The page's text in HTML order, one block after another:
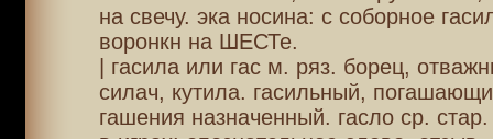
на свечу. эка носина: с соборное
воронкн на ШЕСТе.
| гасила или гас м. ряз. борец,
силач, кутила. гасильный,
гашения назначенный. гасло ср.